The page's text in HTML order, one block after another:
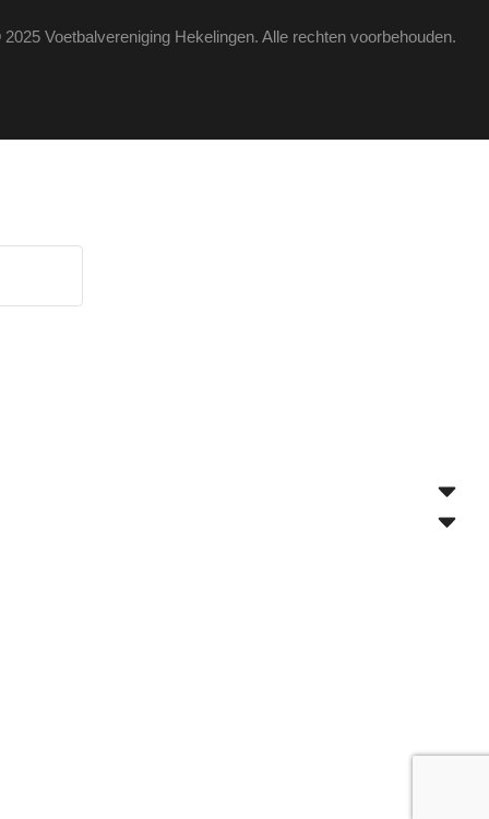
Voetbalvereniging Hekelingen. Alle rechten voorbehouden.